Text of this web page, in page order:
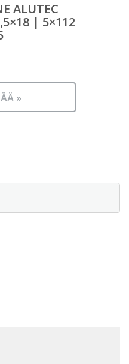
ALUTEC
| 5×112
»